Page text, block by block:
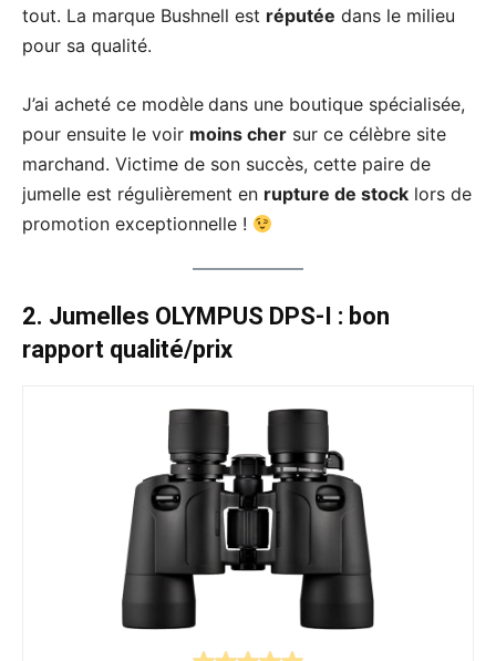
tout. La marque Bushnell est réputée dans le milieu
pour sa qualité.
J’ai acheté ce modèle dans une boutique spécialisée,
pour ensuite le voir moins cher sur ce célèbre site
marchand. Victime de son succès, cette paire de
jumelle est régulièrement en rupture de stock lors de
promotion exceptionnelle !
2. Jumelles OLYMPUS DPS-I : bon
rapport qualité/prix